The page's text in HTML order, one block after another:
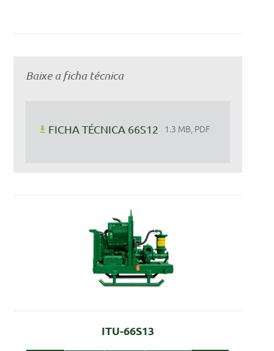
Baixe a ficha técnica
FICHA TÉCNICA 66S12 1.3 MB, PDF
ITU-66S13